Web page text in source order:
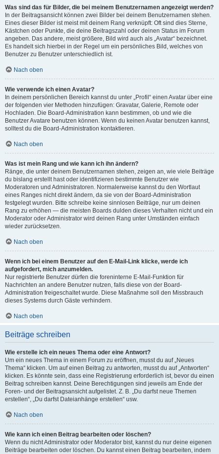
Was sind das für Bilder, die bei meinem Benutzernamen angezeigt werden?
In der Beitragsansicht können zwei Bilder bei deinem Benutzernamen stehen.
Eines dieser Bilder ist meist mit deinem Rang verknüpft: Oft sind dies Sterne,
Kästchen oder Punkte, die deine Beitragszahl oder deinen Status im Forum
angeben. Das andere, meist größere, Bild wird auch als „Avatar“ bezeichnet.
Es handelt sich hierbei in der Regel um ein persönliches Bild, welches von
Benutzer zu Benutzer unterschiedlich ist.
Nach oben
Wie verwende ich einen Avatar?
In deinem persönlichen Bereich kannst du unter „Profil“ einen Avatar über eine
der folgenden vier Methoden hinzufügen: Gravatar, Galerie, Remote oder
Hochladen. Die Board-Administration kann bestimmen, ob und wie die
Benutzer Avatare benutzen können. Wenn du keinen Avatar benutzen kannst,
solltest du die Board-Administration kontaktieren.
Nach oben
Was ist mein Rang und wie kann ich ihn ändern?
Ränge, die unter deinem Benutzernamen stehen, zeigen an, wie viele Beiträge
du bislang erstellt hast oder identifizieren bestimmte Benutzer wie
Moderatoren und Administratoren. Normalerweise kannst du den Wortlaut
eines Ranges nicht direkt ändern, da sie von der Board-Administration
festgelegt wurden. Bitte schreibe keine sinnlosen Beiträge, nur um deinen
Rang zu erhöhen — die meisten Boards dulden dieses Verhalten nicht und ein
Moderator oder Administrator wird deinen Rang unter Umständen einfach
wieder zurücksetzen.
Nach oben
Wenn ich bei einem Benutzer auf den E-Mail-Link klicke, werde ich
aufgefordert, mich anzumelden.
Nur registrierte Benutzer dürfen die foreninterne E-Mail-Funktion für
Nachrichten an andere Benutzer nutzen, falls diese von der Board-
Administration freigeschaltet wurde. Diese Maßnahme soll den Missbrauch
dieses Systems durch Gäste verhindern.
Nach oben
Beiträge schreiben
Wie erstelle ich ein neues Thema oder eine Antwort?
Um ein neues Thema in einem Forum zu eröffnen, musst du auf „Neues
Thema“ klicken. Um auf einen Beitrag zu antworten, musst du auf „Antworten“
klicken. Es könnte sein, dass eine Registrierung erforderlich ist, bevor du einen
Beitrag schreiben kannst. Deine Berechtigungen sind jeweils am Ende der
Foren- und der Beitragsansicht aufgelistet. Z. B. „Du darfst neue Themen
erstellen“, „Du darfst Dateianhänge erstellen“ usw.
Nach oben
Wie kann ich einen Beitrag bearbeiten oder löschen?
Wenn du nicht Administrator oder Moderator bist, kannst du nur deine eigenen
Beiträge bearbeiten oder löschen. Du kannst einen Beitrag bearbeiten, indem